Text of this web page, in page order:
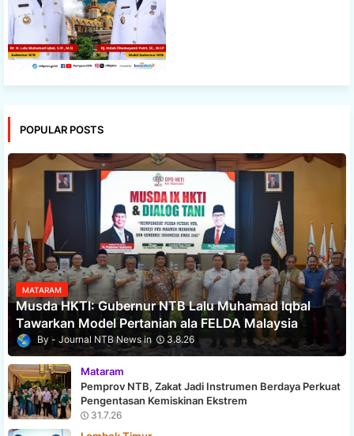
POPULAR POSTS
MATARAM
Musda HKTI: Gubernur NTB Lalu Muhamad Iqbal
Tawarkan Model Pertanian ala FELDA Malaysia
Journal NTB News 3.8.26
Mataram
Pemprov NTB, Zakat Jadi Instrumen Berdaya Perkuat
Pengentasan Kemiskinan Ekstrem
31.7.26